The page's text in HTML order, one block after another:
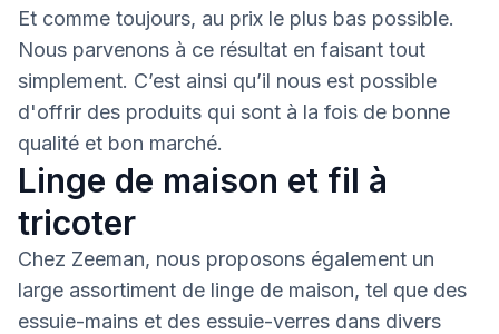
Et comme toujours, au prix le plus bas possible.
Nous parvenons à ce résultat en faisant tout
simplement. C’est ainsi qu’il nous est possible
d'offrir des produits qui sont à la fois de bonne
qualité et bon marché.
Linge de maison et fil à
tricoter
Chez Zeeman, nous proposons également un
large assortiment de linge de maison, tel que des
essuie-mains et des essuie-verres dans divers